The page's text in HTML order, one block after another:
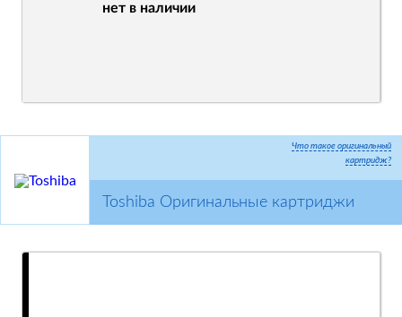
нет в наличии
Что такое оригинальный
картридж?
Toshiba Оригинальные картриджи